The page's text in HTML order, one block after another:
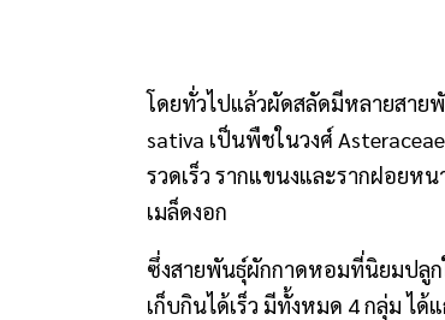
โดยทั่วไปแล้วผัดสลัดมีหลายสาย
sativa เป็นพืชในวงศ์
รวดเร็ว รากแขนงและรากฝอยห
เมล็ดงอก
ซึ่งสายพันธุ์ผักกาดหอมที่นิยมปลูก
เก็บกินได้เร็ว มีทั้งหมด 4 กลุ่ม ได้